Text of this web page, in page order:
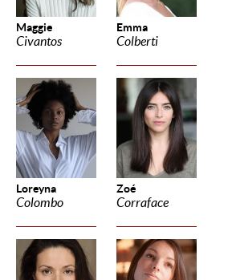
Maggie
Civantos
Emma
Colberti
Loreyna
Colombo
Zoé
Corraface